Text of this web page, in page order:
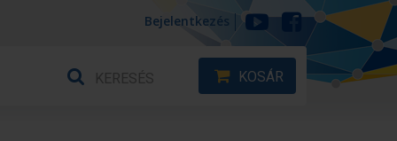
Bejelentkezés
KOSÁR